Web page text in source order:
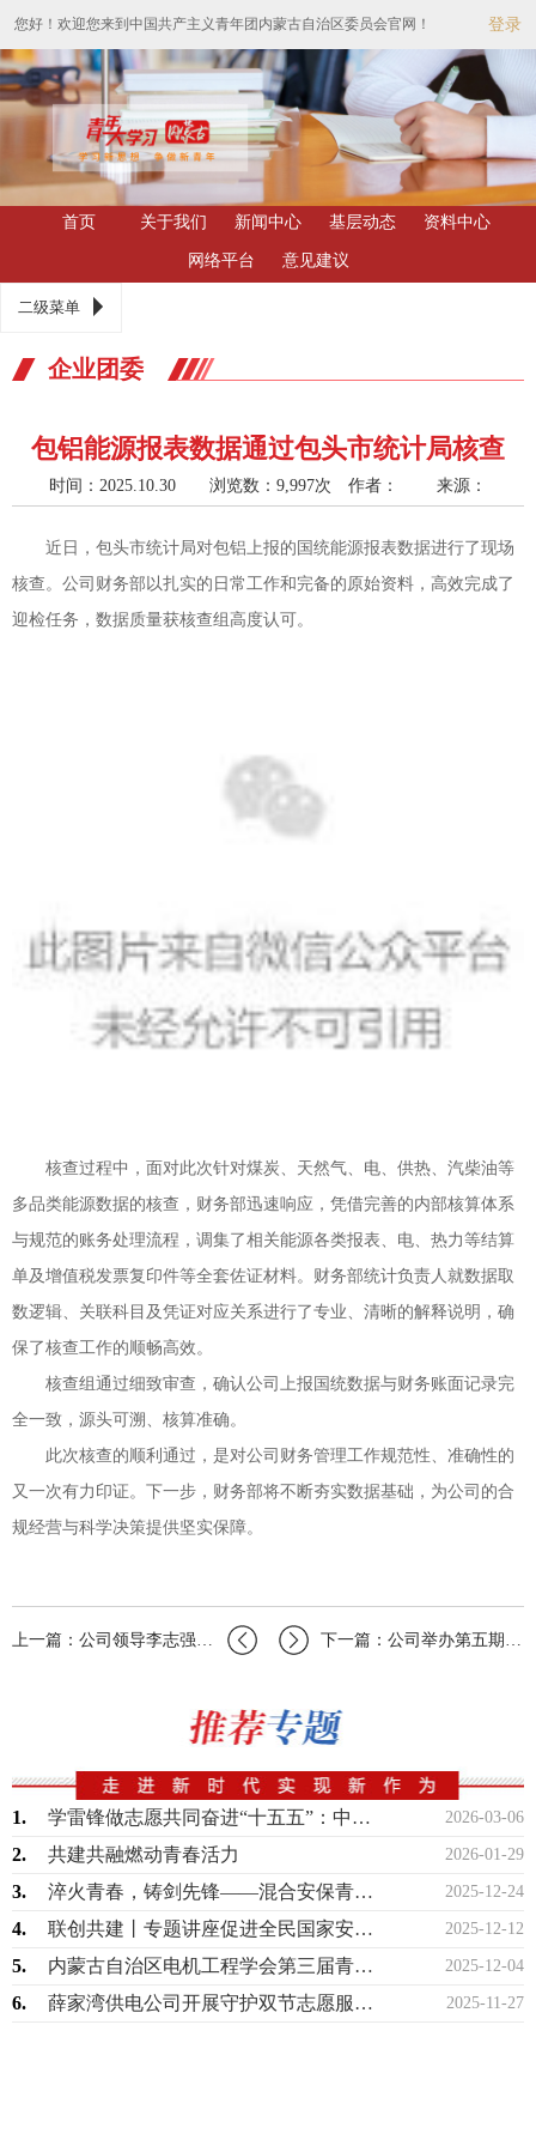
您好！欢迎您来到中国共产主义青年团内蒙古自治区委员会官网！ 登录
首页 关于我们 新闻中心 基层动态 资料中心
网络平台 意见建议
二级菜单
企业团委
包铝能源报表数据通过包头市统计局核查
时间：2025.10.30 浏览数：9,997次 作者： 来源：
近日，包头市统计局对包铝上报的国统能源报表数据进行了现场
核查。公司财务部以扎实的日常工作和完备的原始资料，高效完成了
迎检任务，数据质量获核查组高度认可。
核查过程中， 面对此次针对煤炭、天然气、电、供热、汽柴油等
多品类能源数据的核查，财务部迅速响应，凭借完善的内部核算体系
与规范的账务处理流程，调集了相关能源各类报表、电、热力等结算
单及增值税发票复印件等全套佐证材料。财务部统计负责人就数据取
数逻辑、关联科目及凭证对应关系进行了专业、清晰的解释说明，确
保了核查工作的顺畅高效。
核查组通过细致审查，确认公司上报国统数据与财务账面记录完
全一致，源头可溯、核算准确。
此次核查的顺利通过，是对公司财务管理工作规范性、准确性的
又一次有力印证。下一步，财务部将不断夯实数据基础，为公司的合
规经营与科学决策提供坚实保障。
上一篇：公司领导李志强国庆期间亲切慰问一线坚守员工和新入职大学生 下一篇：公司举办第五期工艺大讲堂
2026-03-06
1. 学雷锋做志愿共同奋进“十五五”：中国航天科工六院在行动
2026-01-29
2. 共建共融燃动青春活力
2025-12-24
3. 淬火青春，铸剑先锋——混合安保青年突击队攻坚侧记
2025-12-12
4. 联创共建丨专题讲座促进全民国家安全教育走深走实
2025-12-04
5. 内蒙古自治区电机工程学会第三届青年学术演讲比赛成功举办
2025-11-27
6. 薛家湾供电公司开展守护双节志愿服务活动